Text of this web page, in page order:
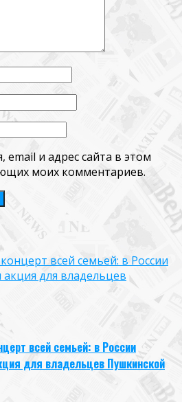
и адрес сайта в этом
моих комментариев.
всей семьей: в России
акция для владельцев
всей семьей: в России
для владельцев Пушкинской